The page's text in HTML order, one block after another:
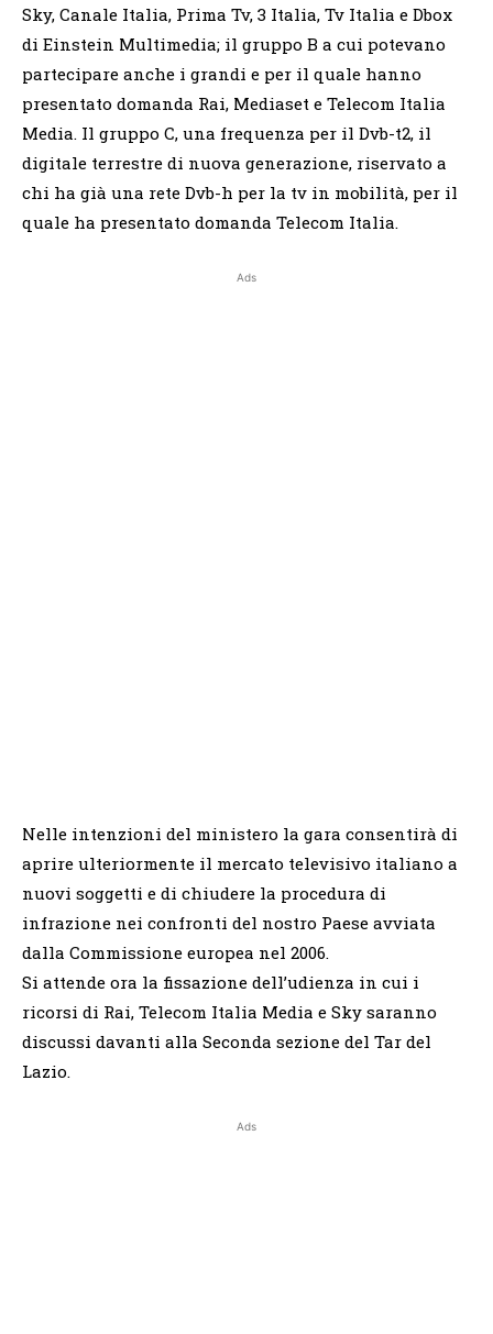
Sky, Canale Italia, Prima Tv, 3 Italia, Tv Italia e Dbox
di Einstein Multimedia; il gruppo B a cui potevano
partecipare anche i grandi e per il quale hanno
presentato domanda Rai, Mediaset e Telecom Italia
Media. Il gruppo C, una frequenza per il Dvb-t2, il
digitale terrestre di nuova generazione, riservato a
chi ha già una rete Dvb-h per la tv in mobilità, per il
quale ha presentato domanda Telecom Italia.
Ads
Nelle intenzioni del ministero la gara consentirà di
aprire ulteriormente il mercato televisivo italiano a
nuovi soggetti e di chiudere la procedura di
infrazione nei confronti del nostro Paese avviata
dalla Commissione europea nel 2006.
Si attende ora la fissazione dell’udienza in cui i
ricorsi di Rai, Telecom Italia Media e Sky saranno
discussi davanti alla Seconda sezione del Tar del
Lazio.
Ads